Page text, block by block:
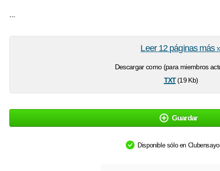
...
Descargar como (para miembros
txt(19 Kb)
Leer 12 páginas más
Guardar
Disponible sólo en